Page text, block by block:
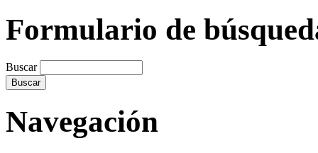
Formulario de
Buscar
Navegación